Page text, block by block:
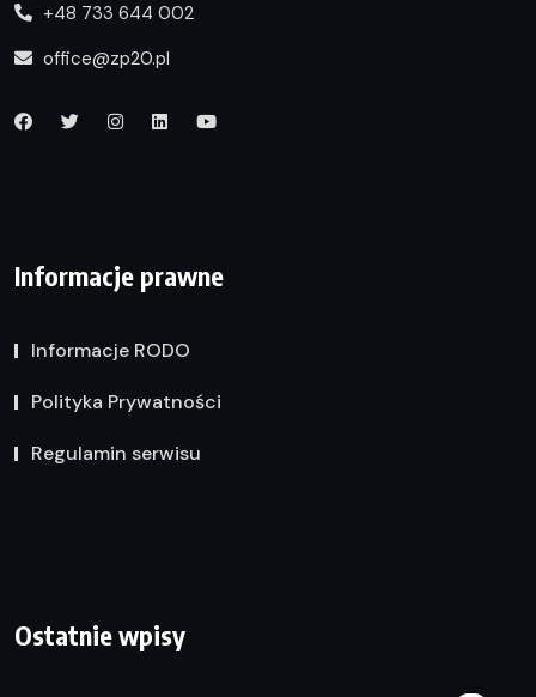
+48 733 644 002
office@zp20.pl
Informacje prawne
Informacje RODO
Polityka Prywatności
Regulamin serwisu
Ostatnie wpisy